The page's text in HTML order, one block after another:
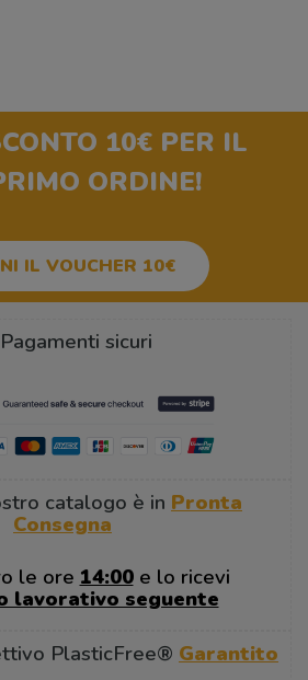
10€ PER IL
ORDINE!
IL VOUCHER 10€
sicuri
catalogo è in Pronta
Consegna
le ore 14:00e lo ricevi
lavorativo seguente
PlasticFree® Garantito